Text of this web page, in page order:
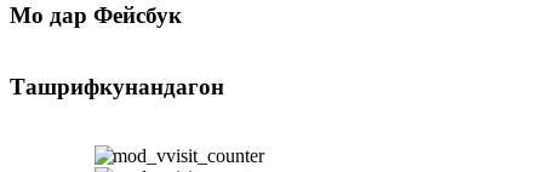
Мо дар Фейсбук
Ташрифкунандагон